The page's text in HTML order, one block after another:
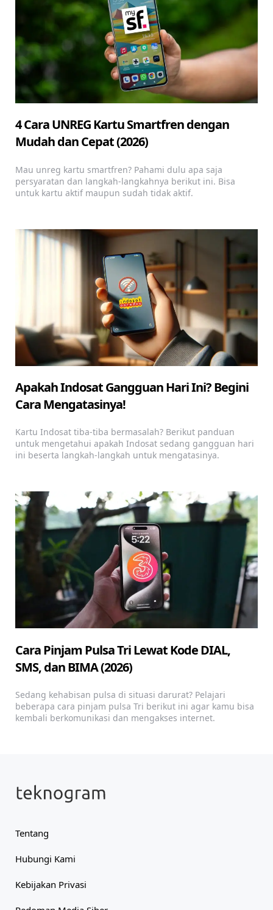
4 Cara UNREG Kartu Smartfren dengan
Mudah dan Cepat (2026)
Mau unreg kartu smartfren? Pahami dulu apa saja
persyaratan dan langkah-langkahnya berikut ini. Bisa
untuk kartu aktif maupun sudah tidak aktif.
Apakah Indosat Gangguan Hari Ini? Begini
Cara Mengatasinya!
Kartu Indosat tiba-tiba bermasalah? Berikut panduan
untuk mengetahui apakah Indosat sedang gangguan hari
ini beserta langkah-langkah untuk mengatasinya.
Cara Pinjam Pulsa Tri Lewat Kode DIAL,
SMS, dan BIMA (2026)
Sedang kehabisan pulsa di situasi darurat? Pelajari
beberapa cara pinjam pulsa Tri berikut ini agar kamu bisa
kembali berkomunikasi dan mengakses internet.
Tentang
Hubungi Kami
Kebijakan Privasi